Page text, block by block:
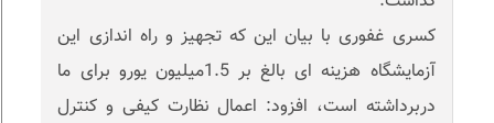
کسری غفوری با بیان این که تجهیز و راه اندازی این
آزمایشگاه هزینه ای بالغ بر 1.5میلیون یورو برای ما
دربرداشته است، افزود: اعمال نظارت کیفی و کنترل